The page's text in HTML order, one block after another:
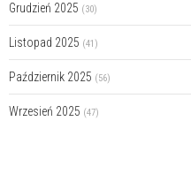
Grudzień 2025 (30)
Listopad 2025 (41)
Październik 2025 (56)
Wrzesień 2025 (47)